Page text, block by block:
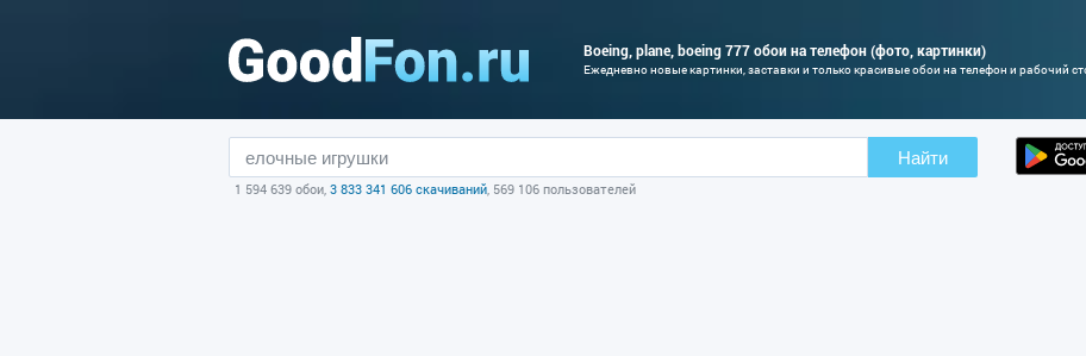
Boeing, plane, boeing 777 обои на телефон (фото, картинки)
Ежедневно новые картинки, заставки и только красивые обои на телефон и рабочий
Найти
1 594 639 обои, 3 833 341 606 скачиваний, 569 106 пользователей